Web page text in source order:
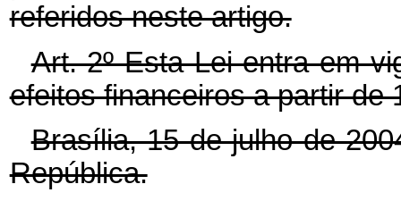
referidos neste artigo.
Art. 2º Esta Lei entra em
efeitos financeiros a partir de
Brasília, 15 de julho de
República.